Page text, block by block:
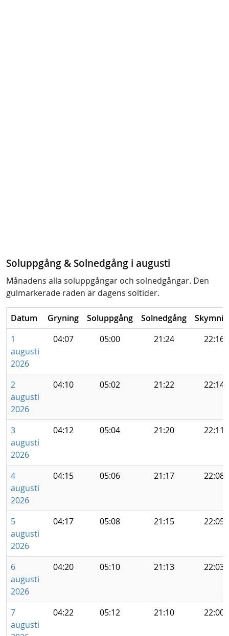
Soluppgång & Solnedgång i augusti
Månadens alla soluppgångar och solnedgångar. Den
gulmarkerade raden är dagens soltider.
Datum Gryning Soluppgång Solnedgång
1
augusti
2026
04:07 05:00 21:24 22:16
2
augusti
2026
04:10 05:02 21:22 22:14
3
augusti
2026
04:12 05:04 21:20 22:11
4
augusti
2026
04:15 05:06 21:17 22:08
5
augusti
2026
04:17 05:08 21:15 22:05
6
augusti
2026
04:20 05:10 21:13 22:03
7
augusti
04:22 05:12 21:10 22:00